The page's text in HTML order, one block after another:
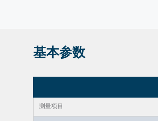
基本参数
测量项目